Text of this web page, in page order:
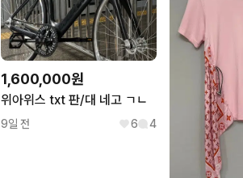
1,600,000원
위아위스 txt 판/대 네고 ㄱㄴ
9일 전 6 4